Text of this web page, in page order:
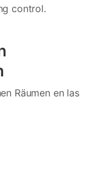
control.
Räumen en las